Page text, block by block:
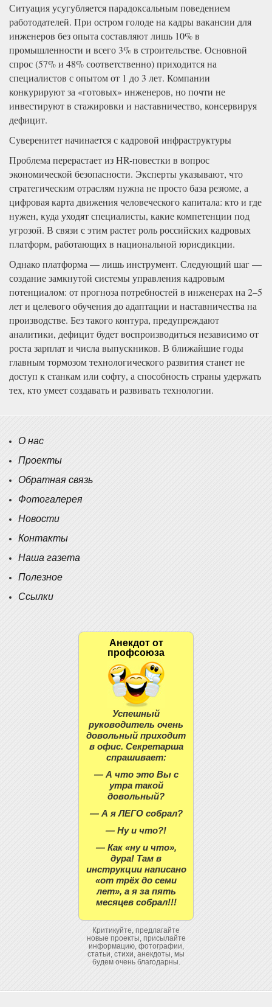
Ситуация усугубляется парадоксальным поведением
работодателей. При остром голоде на кадры вакансии для
инженеров без опыта составляют лишь 10% в
промышленности и всего 3% в строительстве. Основной
спрос (57% и 48% соответственно) приходится на
специалистов с опытом от 1 до 3 лет. Компании
конкурируют за «готовых» инженеров, но почти не
инвестируют в стажировки и наставничество, консервируя
дефицит.
Суверенитет начинается с кадровой инфраструктуры
Проблема перерастает из HR-повестки в вопрос
экономической безопасности. Эксперты указывают, что
стратегическим отраслям нужна не просто база резюме, а
цифровая карта движения человеческого капитала: кто и где
нужен, куда уходят специалисты, какие компетенции под
угрозой. В связи с этим растет роль российских кадровых
платформ, работающих в национальной юрисдикции.
Однако платформа — лишь инструмент. Следующий шаг —
создание замкнутой системы управления кадровым
потенциалом: от прогноза потребностей в инженерах на 2–5
лет и целевого обучения до адаптации и наставничества на
производстве. Без такого контура, предупреждают
аналитики, дефицит будет воспроизводиться независимо от
роста зарплат и числа выпускников. В ближайшие годы
главным тормозом технологического развития станет не
доступ к станкам или софту, а способность страны удержать
тех, кто умеет создавать и развивать технологии.
О нас
Проекты
Обратная связь
Фотогалерея
Новости
Контакты
Наша газета
Полезное
Ссылки
Анекдот от
профсоюза
Успешный
руководитель очень
довольный приходит
в офис. Секретарша
спрашивает:
— А что это Вы с
утра такой
довольный?
— А я ЛЕГО собрал?
— Ну и что?!
— Как «ну и что»,
дура! Там в
инструкции написано
«от трёх до семи
лет», а я за пять
месяцев собрал!!!
Критикуйте, предлагайте
новые проекты, присылайте
информацию, фотографии,
статьи, стихи, анекдоты, мы
будем очень благодарны.